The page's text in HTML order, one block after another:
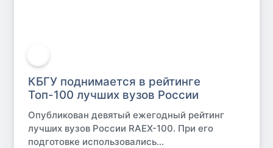
КБГУ поднимается в рейтинге
Топ-100 лучших вузов России
Опубликован девятый ежегодный рейтинг
лучших вузов России RAEX-100. При его
подготовке использовались...